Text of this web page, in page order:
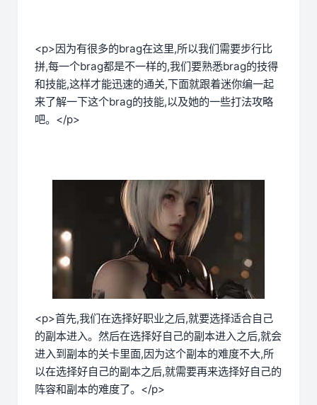
<p>因为有很多的brag在这里,所以我们需要步行比
拼,每一个brag都是不一样的,我们要熟悉brag的技得
和技能,这样才能迅速的通关,下面就跟着迷你编一起
来了解一下这个brag的技能,以及她的一些打法攻略
吧。</p>
<p>首先,我们在选择好职业之后,就要选择适合自己
的副本进入。然后在选择好自己的副本进入之后,就会
进入到副本的关卡里面,因为这个副本的难度不大,所
以在选择好自己的副本之后,就需要再来选择好自己的
阵容和副本的难度了。</p>